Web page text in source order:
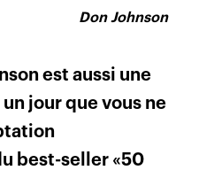
Don Johnson
est aussi une
jour que vous ne
best-seller «50